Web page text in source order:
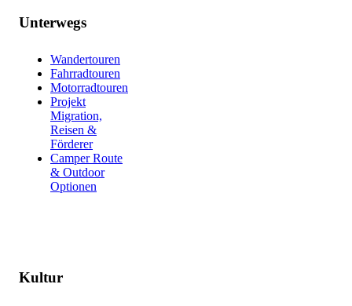
Unterwegs
Wandertouren
Fahrradtouren
Motorradtouren
Projekt
Migration,
Reisen &
Förderer
Camper Route
& Outdoor
Optionen
Kultur